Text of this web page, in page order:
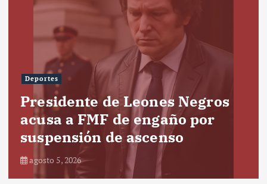
Deportes
Presidente de Leones Negros
acusa a FMF de engaño por
suspensión de ascenso
agosto 5, 2026